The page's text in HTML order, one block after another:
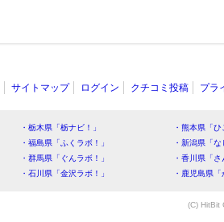
サイトマップ ログイン クチコミ投稿 プラ
・栃木県「栃ナビ！」
・熊本県「
・福島県「ふくラボ！」
・新潟県「
・群馬県「ぐんラボ！」
・香川県「
・石川県「金沢ラボ！」
・鹿児島県
(C) HitBit